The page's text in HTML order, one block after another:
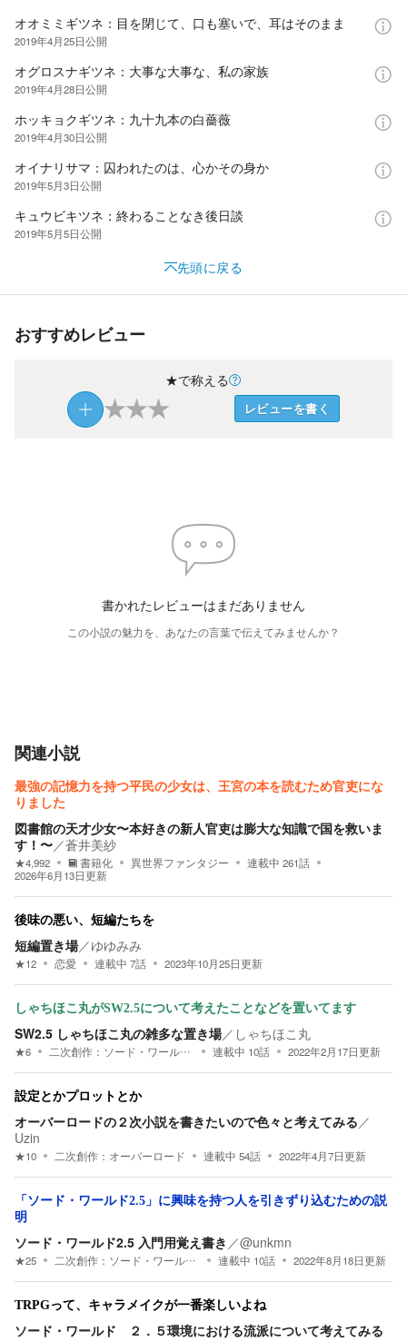
オオミミギツネ：目を閉じて、口も塞いで、耳はそのまま
2019年4月25日公開
オグロスナギツネ：大事な大事な、私の家族
2019年4月28日公開
ホッキョクギツネ：九十九本の白薔薇
2019年4月30日公開
オイナリサマ：囚われたのは、心かその身か
2019年5月3日公開
キュウビキツネ：終わることなき後日談
2019年5月5日公開
先頭に戻る
おすすめレビュー
★で称える
★★★ レビューを書く
書かれたレビューはまだありません
この小説の魅力を、あなたの言葉で伝えてみませんか？
関連小説
最強の記憶力を持つ平民の少女は、王宮の本を読むため官吏にな
りました
図書館の天才少女〜本好きの新人官吏は膨大な知識で国を救いま
す！〜／蒼井美紗
★4,992 書籍化 異世界ファンタジー 連載中 261話
2026年6月13日更新
後味の悪い、短編たちを
短編置き場／ゆゆみみ
★12 恋愛 連載中 7話 2023年10月25日更新
しゃちほこ丸がSW2.5について考えたことなどを置いてます
SW2.5 しゃちほこ丸の雑多な置き場／ しゃちほこ丸
★6 二次創作： ソード・ワールド2.5 連載中 10話 2022年2月17日更新
設定とかプロットとか
オーバーロードの２次小説を書きたいので色々と考えてみる ／
Uzin
★10 二次創作： オーバーロード 連載中 54話 2022年4月7日更新
「ソード・ワールド2.5」に興味を持つ人を引きずり込むための説
明
ソード・ワールド2.5 入門用覚え書き ／@unkmn
★25 二次創作： ソード・ワールド2.5 連載中 10話 2022年8月18日更新
TRPGって、キャラメイクが一番楽しいよね
ソード・ワールド ２．５環境における流派について考えてみる